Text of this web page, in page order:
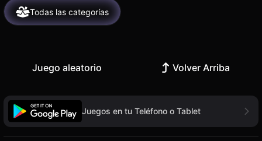
Todas las categorías
Juego aleatorio Volver Arriba
Juegos en tu Teléfono o Tablet